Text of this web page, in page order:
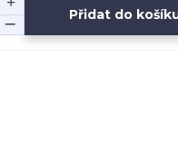
Přidat do